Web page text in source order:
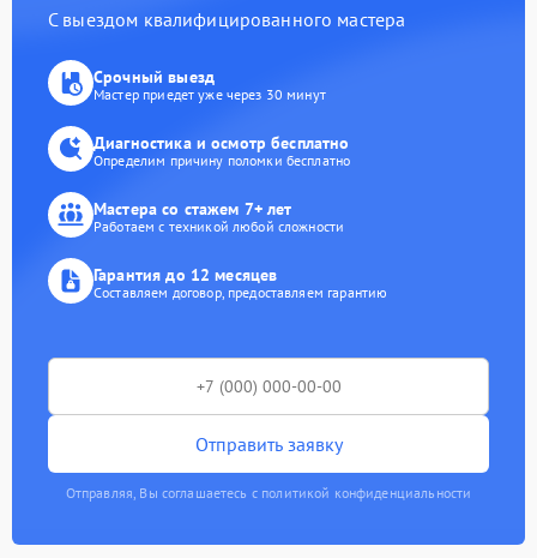
С выездом квалифицированного мастера
Срочный выезд
Мастер приедет уже через 30 минут
Диагностика и осмотр бесплатно
Определим причину поломки бесплатно
Мастера со стажем 7+ лет
Работаем с техникой любой сложности
Гарантия до 12 месяцев
Составляем договор, предоставляем гарантию
Отправить заявку
Отправляя, Вы соглашаетесь с политикой конфиденциальности